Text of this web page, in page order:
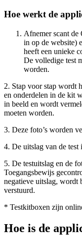
Hoe werkt de
Afnemer scant
in op de website)
heeft een unieke
De volledige test
worden.
2. Stap voor stap wordt
en onderdelen in de kit
in beeld en wordt
moeten worden.
3. Deze foto’s worden
4. De uitslag van de test
5. De testuitslag en de
Toegangsbewijs
negatieve uitslag, wordt
verstuurd.
* Testkitboxen zijn
Hoe is de